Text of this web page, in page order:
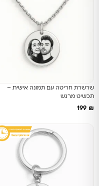
שרשרת חריטה עם תמונה אישית –
תכשיט מרגש
₪